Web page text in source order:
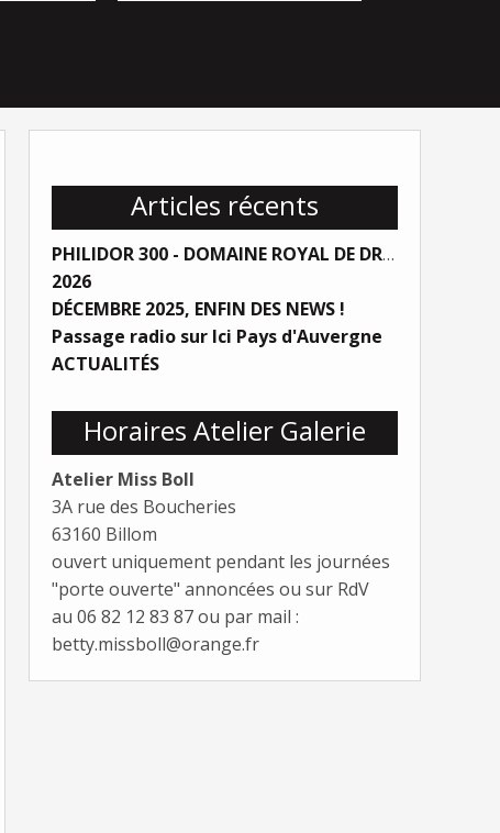
Articles récents
PHILIDOR 300 - DOMAINE ROYAL DE DREUX
2026
DÉCEMBRE 2025, ENFIN DES NEWS !
Passage radio sur Ici Pays d'Auvergne
ACTUALITÉS
Horaires Atelier Galerie
Atelier Miss Boll
3A rue des Boucheries
63160 Billom
ouvert uniquement pendant les journées
"porte ouverte" annoncées ou sur RdV
au 06 82 12 83 87 ou par mail :
betty.missboll@orange.fr